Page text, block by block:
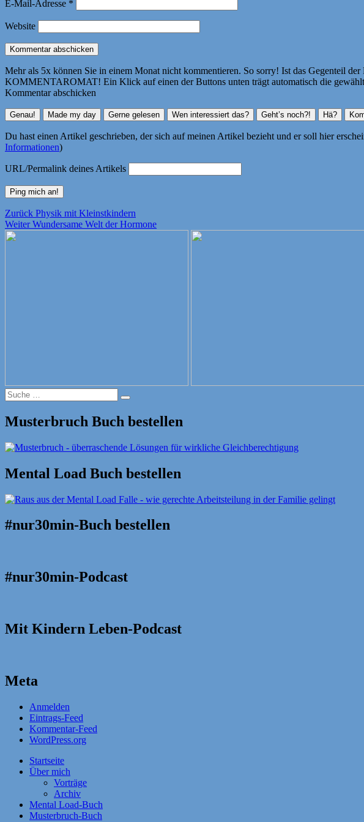
E-Mail-Adresse *
Website
Mehr als 5x können Sie in einem Monat nicht kommentieren. So sorry! Ist das Gegenteil
KOMMENTAROMAT! Ein Klick auf einen der Buttons unten trägt automatisch die
Kommentar abschicken
Du hast einen Artikel geschrieben, der sich auf meinen Artikel bezieht und er soll hier
Informationen)
URL/Permalink deines Artikels
Beitragsnavigation
Zurück Vorheriger
Beitrag:
Physik mit Kleinstkindern
Weiter Nächster
Wundersame Welt der Hormone
Suche
nach:
Suche
Musterbruch Buch bestellen
Mental Load Buch bestellen
#nur30min-Buch bestellen
#nur30min-Podcast
Mit Kindern Leben-Podcast
Meta
Anmelden
Eintrags-Feed
Kommentar-Feed
WordPress.org
Startseite
Über mich
Vorträge
Archiv
Mental Load-Buch
Musterbruch-Buch